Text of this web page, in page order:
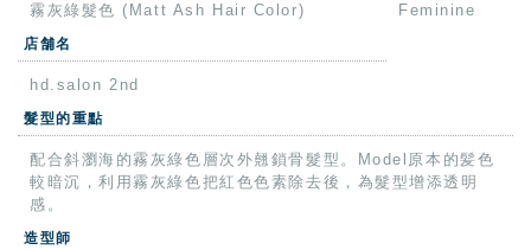
霧灰綠髮色 (Matt Ash Hair Color) Feminine
店舗名
hd.salon 2nd
髮型的重點
配合斜瀏海的霧灰綠色層次外翹鎖骨髮型。Model原本的髪色
較暗沉，利用霧灰綠色把紅色色素除去後，為髮型增添透明
感。
造型師